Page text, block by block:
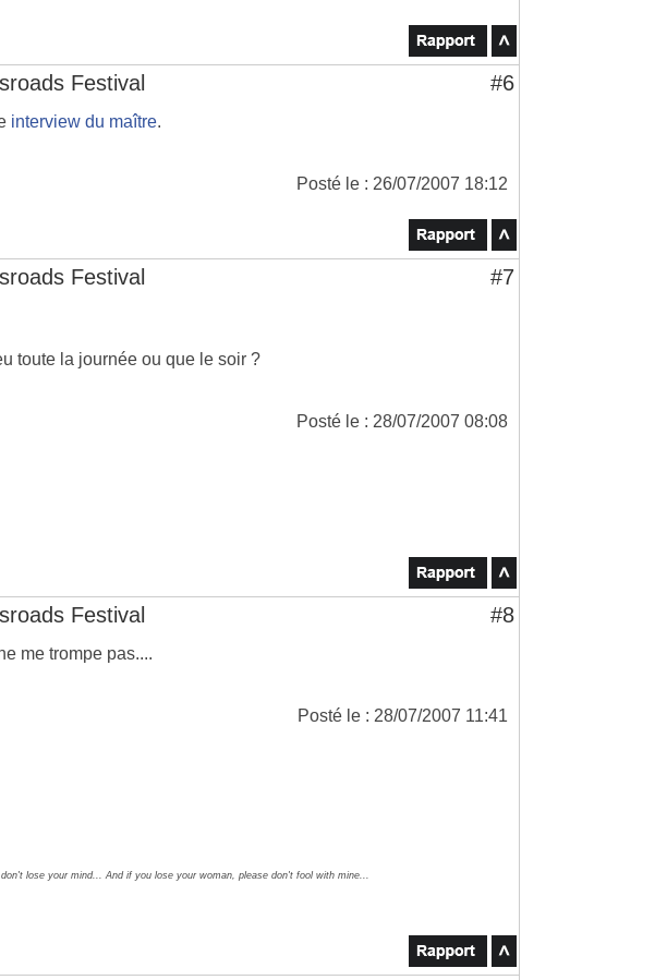
Festival #6
interview du maître.
Posté le : 26/07/2007 18:12
Festival #7
toute la journée ou que le soir ?
Posté le : 28/07/2007 08:08
Festival #8
me trompe pas....
Posté le : 28/07/2007 11:41
lose your mind... And if you lose your woman, please don't fool with mine...